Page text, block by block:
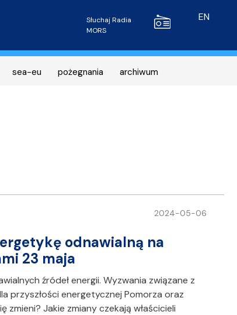
Radio MORS
Słuchaj Radia
MORS
EN
sea-eu pożegnania archiwum
2024-05-06
odnawialną na
23 maja
źródeł energii. Wyzwania związane z
przyszłości energetycznej Pomorza oraz
Jakie zmiany czekają właścicieli